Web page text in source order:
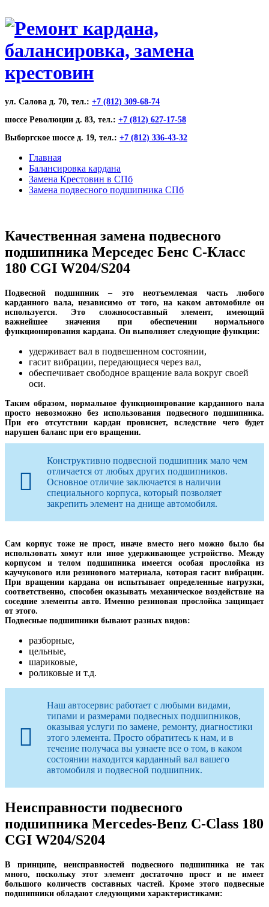
ул. Салова д. 70, тел.: +7 (812) 309-68-74
шоссе Революции д. 83, тел.: +7 (812) 627-17-58
Выборгское шоссе д. 19, тел.: +7 (812) 336-43-32
Главная
Балансировка кардана
Замена Крестовин в СПб
Замена подвесного подшипника СПб
Качественная замена подвесного
подшипника Мерседес Бенс С-Класс
180 CGI W204/S204
Подвесной подшипник – это неотъемлемая часть любого
карданного вала, независимо от того, на каком автомобиле он
используется. Это сложносоставный элемент, имеющий
важнейшее значения при обеспечении нормального
функционирования кардана. Он выполняет следующие функции:
удерживает вал в подвешенном состоянии,
гасит вибрации, передающиеся через вал,
обеспечивает свободное вращение вала вокруг своей
оси.
Таким образом, нормальное функционирование карданного вала
просто невозможно без использования подвесного подшипника.
При его отсутствии кардан провиснет, вследствие чего будет
нарушен баланс при его вращении.
Конструктивно подвесной подшипник мало чем
отличается от любых других подшипников.
Основное отличие заключается в наличии
специального корпуса, который позволяет
закрепить элемент на днище автомобиля.
Сам корпус тоже не прост, иначе вместо него можно было бы
использовать хомут или иное удерживающее устройство. Между
корпусом и телом подшипника имеется особая прослойка из
каучукового или резинового материала, которая гасит вибрации.
При вращении кардана он испытывает определенные нагрузки,
соответственно, способен оказывать механическое воздействие на
соседние элементы авто. Именно резиновая прослойка защищает
от этого.
Подвесные подшипники бывают разных видов:
разборные,
цельные,
шариковые,
роликовые и т.д.
Наш автосервис работает с любыми видами,
типами и размерами подвесных подшипников,
оказывая услуги по замене, ремонту, диагностики
этого элемента. Просто обратитесь к нам, и в
течение получаса вы узнаете все о том, в каком
состоянии находится карданный вал вашего
автомобиля и подвесной подшипник.
Неисправности подвесного
подшипника Mercedes-Benz C-Class 180
CGI W204/S204
В принципе, неисправностей подвесного подшипника не так
много, поскольку этот элемент достаточно прост и не имеет
большого количеств составных частей. Кроме этого подвесные
подшипники обладают следующими характеристиками: